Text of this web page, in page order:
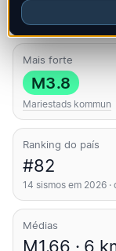
Último UTC: 2026-
Mais forte
M3.8
Mariestads kommun
Ranking do país
#82
14 sismos em 2026 ·
Médias
M1.66 · 6